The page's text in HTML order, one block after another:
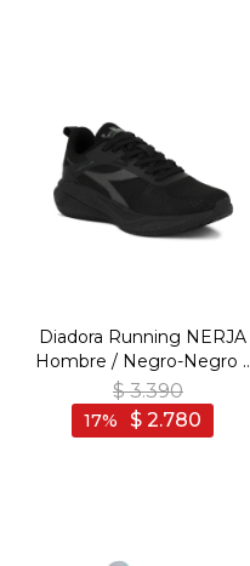
Diadora Running NERJA
Hombre / Negro-Negro -
Negro-Negro
$ 3.390
$ 2.780
17